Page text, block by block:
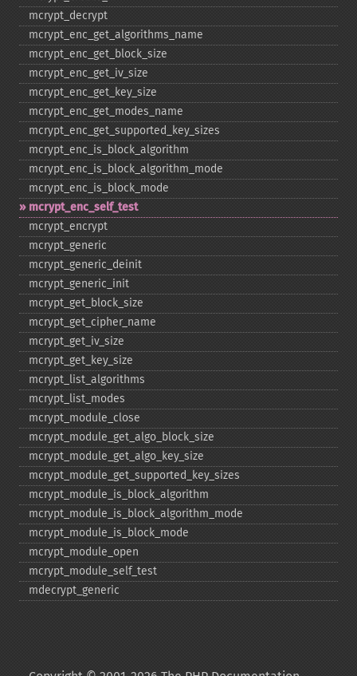
mcrypt_​decrypt
mcrypt_​enc_​get_​algorithms_​name
mcrypt_​enc_​get_​block_​size
mcrypt_​enc_​get_​iv_​size
mcrypt_​enc_​get_​key_​size
mcrypt_​enc_​get_​modes_​name
mcrypt_​enc_​get_​supported_​key_​sizes
mcrypt_​enc_​is_​block_​algorithm
mcrypt_​enc_​is_​block_​algorithm_​mode
mcrypt_​enc_​is_​block_​mode
mcrypt_​enc_​self_​test
mcrypt_​encrypt
mcrypt_​generic
mcrypt_​generic_​deinit
mcrypt_​generic_​init
mcrypt_​get_​block_​size
mcrypt_​get_​cipher_​name
mcrypt_​get_​iv_​size
mcrypt_​get_​key_​size
mcrypt_​list_​algorithms
mcrypt_​list_​modes
mcrypt_​module_​close
mcrypt_​module_​get_​algo_​block_​size
mcrypt_​module_​get_​algo_​key_​size
mcrypt_​module_​get_​supported_​key_​sizes
mcrypt_​module_​is_​block_​algorithm
mcrypt_​module_​is_​block_​algorithm_​mode
mcrypt_​module_​is_​block_​mode
mcrypt_​module_​open
mcrypt_​module_​self_​test
mdecrypt_​generic